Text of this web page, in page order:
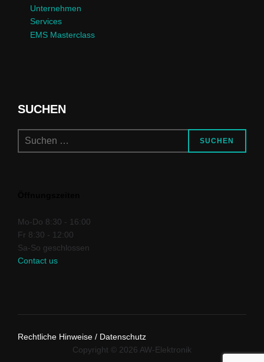
Unternehmen
Services
EMS Masterclass
SUCHEN
Suchen
SUCHEN
Mo-Do 8:30 - 16:00
Fr 8:30 - 12:00
Sa-So geschlossen
Contact us
Rechtliche Hinweise / Datenschutz
Copyright © 2026 AW-Elektronik